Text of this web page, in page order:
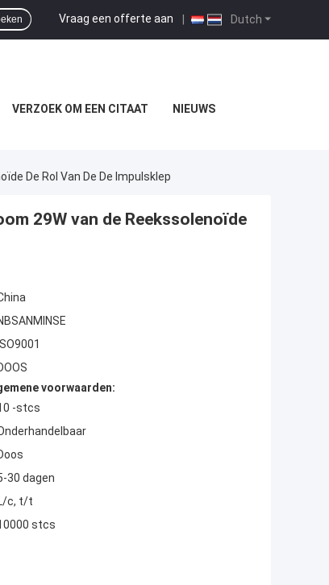
Dutch
Vraag een offerte aan |
VERZOEK OM EEN CITAAT NIEUWS
De Rol Van De De Impulsklep
29W van de Reekssolenoïde
ISO9001
voorwaarden:
-stcs
30 dagen
c, t/t
stcs